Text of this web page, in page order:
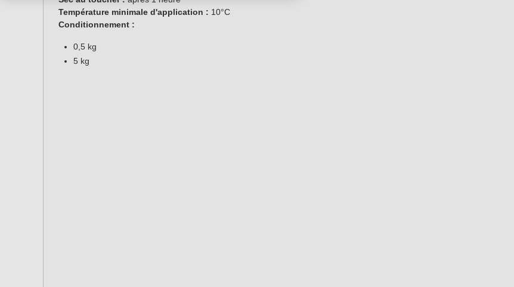
Température minimale d'application : 10°C
Conditionnement :
0,5 kg
5 kg